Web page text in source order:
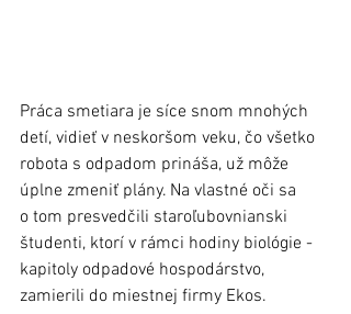
Práca smetiara je síce snom mnohých
detí, vidieť v neskoršom veku, čo všetko
robota s odpadom prináša, už môže
úplne zmeniť plány. Na vlastné oči sa
o tom presvedčili staroľubovnianski
študenti, ktorí v rámci hodiny biológie -
kapitoly odpadové hospodárstvo,
zamierili do miestnej firmy Ekos.